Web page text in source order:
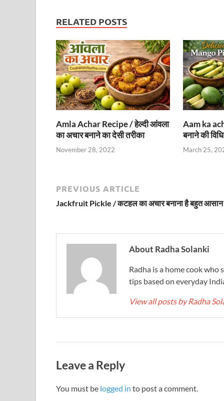
RELATED POSTS
Amla Achar Recipe / हेल्दी आंवला
का अचार बनाने का देसी तरीका
November 28, 2022
Aam ka
बनाने की विधि
March 25,
PREVIOUS ARTICLE
Jackfruit Pickle / कटहल का अचार बनाना है बहुत आसान
About Radha Solanki
Radha is a home cook
tips based on everyday
View all posts by Radha
Leave a Reply
You must be logged in to post a comment.